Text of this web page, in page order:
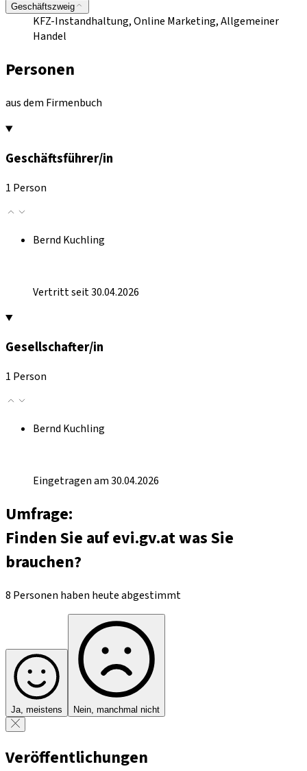
Geschäftszweig
KFZ-Instandhaltung, Online Marketing, Allgemeiner
Handel
Personen
aus dem Firmenbuch
Geschäftsführer/in
1 Person
Bernd Kuchling
Vertritt seit 30.04.2026
Gesellschafter/in
1 Person
Bernd Kuchling
Eingetragen am 30.04.2026
Umfrage:
Finden Sie auf evi.gv.at was Sie
brauchen?
8 Personen haben heute abgestimmt
Ja, meistens Nein, manchmal nicht
Veröffentlichungen